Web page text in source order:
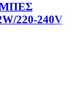
220-240V